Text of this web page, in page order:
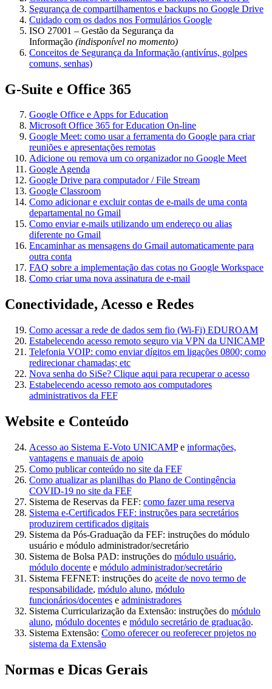
Segurança de compartilhamentos e backups no Google Drive
Cuidado com os dados nos Formulários Google
ISO 27001 – Gestão da Segurança da
Informação (indisponível no momento)
Conceitos de Segurança da Informação (antivírus, golpes
comuns, senhas)
G-Suite e Office 365
Google Office e Apps for Education
Microsoft Office 365 for Education On-line
Google Meet: como usar a ferramenta do Google para criar
reuniões e apresentações remotas
Adicione ou remova um co organizador no Google Meet
Google Agenda
Google Drive para computador / File Stream
Google Classroom
Como adicionar e excluir contas de e-mails de uma conta
departamental no Gmail
Como enviar e-mails utilizando um endereço ou alias
diferente no Gmail
Encaminhar as mensagens do Gmail automaticamente para
outra conta
FAQ sobre a implementação das cotas no Google Workspace
Como criar uma nova assinatura de e-mail
Conectividade, Acesso e Redes
Como acessar a rede de dados sem fio (Wi-Fi) EDUROAM
Estabelecendo acesso remoto seguro via VPN da UNICAMP
Telefonia VOIP: como enviar dígitos em ligações 0800; como
redirecionar chamadas; etc
Nova senha do SiSe? Clique aqui para recuperar o acesso
Estabelecendo acesso remoto aos computadores
administrativos da FEF
Website e Conteúdo
Acesso ao Sistema E-Voto UNICAMPe informações,
vantagens e manuais de apoio
Como publicar conteúdo no site da FEF
Como atualizar as planilhas do Plano de Contingência
COVID-19 no site da FEF
Sistema de Reservas da FEF: como fazer uma reserva
Sistema e-Certificados FEF: instruções para secretários
produzirem certificados digitais
Sistema da Pós-Graduação da FEF: instruções do módulo
usuário e módulo administrador/secretário
Sistema de Bolsa PAD: instruções do módulo usuário,
módulo docente e módulo administrador/secretário
Sistema FEFNET: instruções do aceite de novo termo de
responsabilidade, módulo aluno, módulo
funcionários/docentes e administradores
Sistema Curricularização da Extensão: instruções do módulo
aluno, módulo docentes e módulo secretário de graduação.
Sistema Extensão: Como oferecer ou reoferecer projetos no
sistema da Extensão
Normas e Dicas Gerais